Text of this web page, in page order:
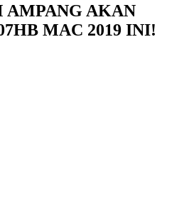
AMPANG AKAN
MAC 2019 INI!